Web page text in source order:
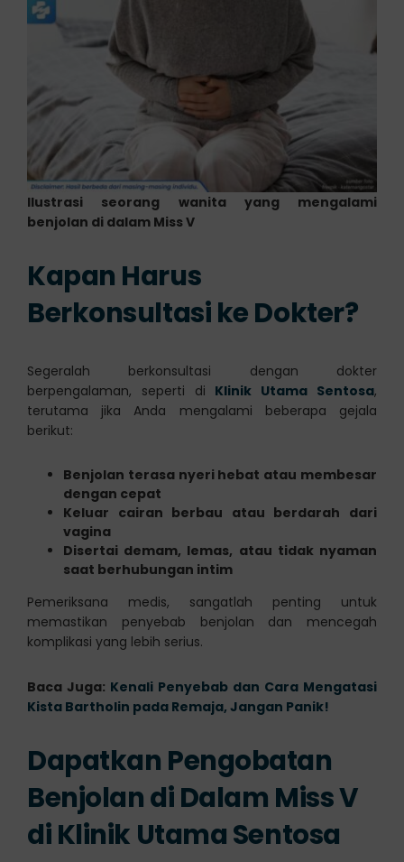
Ilustrasi seorang wanita yang mengalami
benjolan di dalam Miss V
Kapan Harus
Berkonsultasi ke Dokter?
Segeralah berkonsultasi dengan dokter
berpengalaman, seperti di Klinik Utama Sentosa,
terutama jika Anda mengalami beberapa gejala
berikut:
Benjolan terasa nyeri hebat atau membesar
dengan cepat
Keluar cairan berbau atau berdarah dari
vagina
Disertai demam, lemas, atau tidak nyaman
saat berhubungan intim
Pemeriksana medis, sangatlah penting untuk
memastikan penyebab benjolan dan mencegah
komplikasi yang lebih serius.
Baca Juga: Kenali Penyebab dan Cara Mengatasi
Kista Bartholin pada Remaja, Jangan Panik!
Dapatkan Pengobatan
Benjolan di Dalam Miss V
di Klinik Utama Sentosa